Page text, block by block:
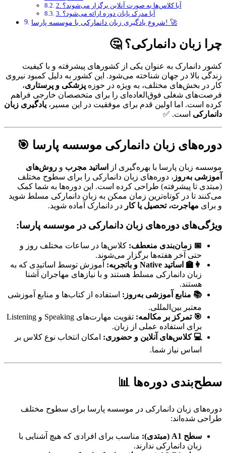
2. آیا کلاس‌ها به صورت آنلاین برگزار می‌شوند؟
3. آیا مدرک پایان دوره ارائه می‌شود؟
شروع یادگیری زبان دانمارکی با موسسه پارسا! 🚀
چرا زبان دانمارکی؟ 🤔
کشور دانمارک به عنوان یکی از کشورهای پیشرفته و با کیفیت
زندگی بالا در جهان شناخته می‌شود. این کشور به دلیل کمبود نیروی
کار در بخش‌های مختلف، به ویژه در حوزه پزشکی و پرستاری،
فرصت‌های شغلی فوق‌العاده‌ای را برای متخصصان خارجی فراهم
کرده است. اما اولین قدم برای موفقیت در این مسیر، یادگیری زبان
دانمارکی است. ✅
دوره‌های زبان دانمارکی موسسه پارسا 🎯
موسسه زبان پارسا با بهره‌گیری از اساتید مجرب و روش‌های
آموزشی به‌روز ، دوره‌های زبان دانمارکی را برای سطوح مختلف
(مبتدی تا پیشرفته) طراحی کرده است. این دوره‌ها به شما کمک
می‌کنند تا در کوتاه‌ترین زمان ممکن به زبان دانمارکی مسلط شوید
و برای مهاجرت، تحصیل یا کار در دانمارک آماده شوید.
ویژگی‌های دوره‌های زبان دانمارکی در موسسه پارسا:
📅 زمان‌بندی منعطف: کلاس‌ها در ساعات مختلف روز و
حتی آخر هفته‌ها برگزار می‌شوند.
👩‍🏫 اساتید Native و باتجربه:
آموزش توسط اساتیدی که به
زبان دانمارکی مسلط هستند و با نیازهای مهاجران آشنا
هستند.
📚 منابع آموزشی به‌روز: استفاده از کتاب‌ها و منابع آموزشی
معتبر بین‌المللی.
🎯 تمرکز بر مکالمه:
تقویت مهارت‌های Speaking و Listening
برای استفاده عملی از زبان.
💻 کلاس‌های آنلاین و حضوری: امکان انتخاب نوع کلاس بر
اساس نیاز شما.
سطح‌بندی دوره‌ها 📊
دوره‌های زبان دانمارکی در موسسه پارسا برای سطوح مختلف
طراحی شده‌اند:
سطح A1 (مبتدی):
مناسب برای افرادی که هیچ آشنایی با
زبان دانمارکی ندارند.